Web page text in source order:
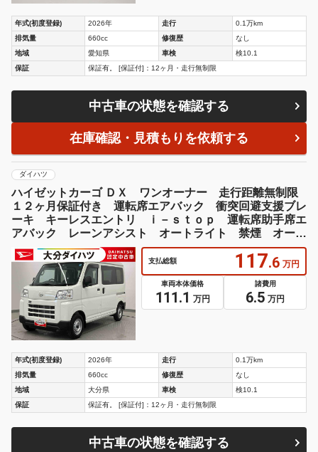
年式(初度登録) 2026年 走行
0.1万km
排気量
660cc 修復歴
なし
地域
愛知県 車検
検10.1
保証
保証有。 [保証付]：12ヶ月・走行無制限
中古車の状態を確認する
在庫確認・見積もりを依頼する
ダイハツ
ハイゼットカーゴ ＤＸ ワンオーナー 走行距離無制限
１２ヶ月保証付き 運転席エアバック 衝突回避支援ブレ
ーキ キーレスエントリ ｉ－ｓｔｏｐ 運転席助手席エ
アバック レーンアシスト オートライト 禁煙 オート
マチックハイビーム １オーナー
支払総額 117.6 万円
車両本体価格
111.1 万円
諸費用
6.5 万円
年式(初度登録) 2026年 走行
0.1万km
排気量
660cc 修復歴
なし
地域
大分県 車検
検10.1
保証
保証有。 [保証付]：12ヶ月・走行無制限
中古車の状態を確認する